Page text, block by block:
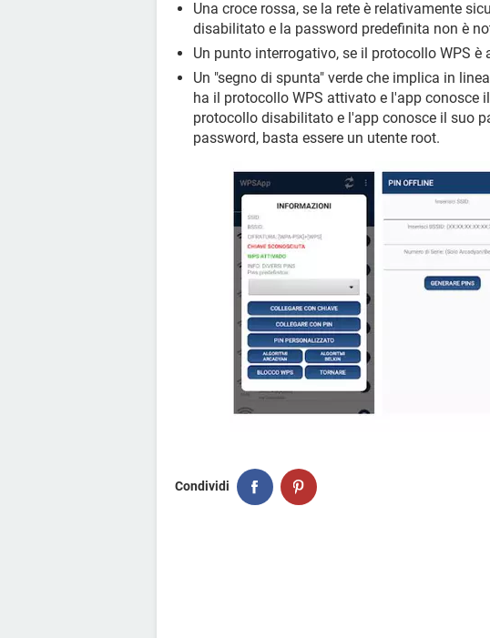
Una croce rossa, se la rete è relativamente
disabilitato e la password predefinita non è
Un punto interrogativo, se il protocollo WPS
Un "segno di spunta" verde che implica in
ha il protocollo WPS attivato e l'app conosce
protocollo disabilitato e l'app conosce il suo
password, basta essere un utente root.
Condividi